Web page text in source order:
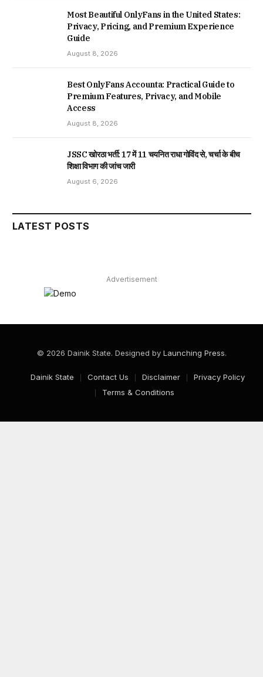
Most Beautiful OnlyFans in the United States:
Privacy, Pricing, and Premium Experience
Guide
August 8, 2026
Best OnlyFans Accounta: Practical Guide to
Premium Features, Privacy, and Mobile
Access
August 8, 2026
JSSC खोरठा भर्ती: 17 में 11 चयनित राधा गोविंद से, चर्चा के बीच
शिक्षा विभाग की जांच जारी
August 6, 2026
LATEST POSTS
Advertisement
© 2026 Dainik State. Designed by Launching Press.
Dainik State Contact Us Disclaimer
Privacy Policy
Terms & Conditions